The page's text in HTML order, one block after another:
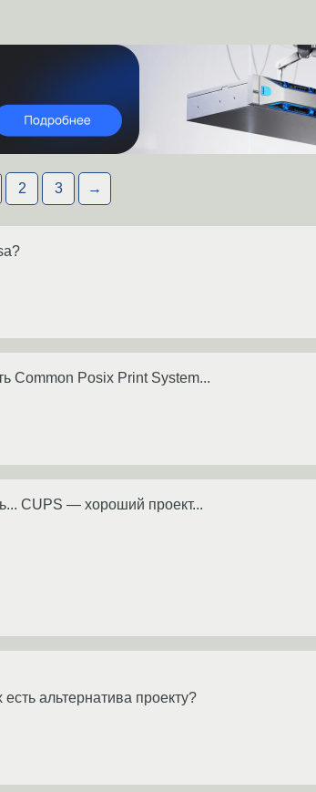
2 3 →
Common Posix Print System...
CUPS — хороший проект...
альтернатива проекту?